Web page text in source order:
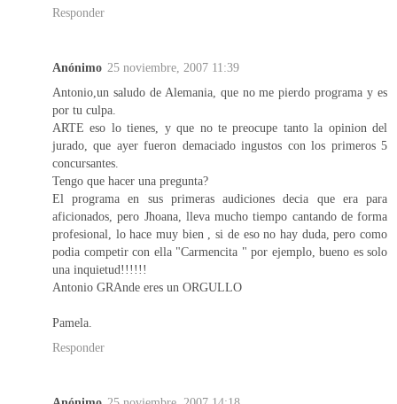
Responder
Anónimo 25 noviembre, 2007 11:39
Antonio,un saludo de Alemania, que no me pierdo programa y es
por tu culpa.
ARTE eso lo tienes, y que no te preocupe tanto la opinion del
jurado, que ayer fueron demaciado ingustos con los primeros 5
concursantes.
Tengo que hacer una pregunta?
El programa en sus primeras audiciones decia que era para
aficionados, pero Jhoana, lleva mucho tiempo cantando de forma
profesional, lo hace muy bien , si de eso no hay duda, pero como
podia competir con ella "Carmencita " por ejemplo, bueno es solo
una inquietud!!!!!!
Antonio GRAnde eres un ORGULLO
Pamela.
Responder